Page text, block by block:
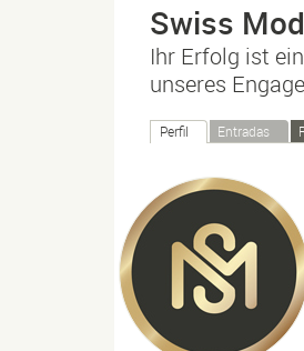
Swiss
Ihr Erfolg ist
unseres
Perfil Entradas